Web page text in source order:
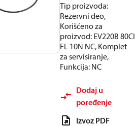
Tip proizvoda:
Rezervni deo,
Korišćeno za
proizvod: EV220B 80CI
FL 10N NC, Komplet
za servisiranje,
Funkcija: NC
Dodaj u
poređenje
Izvoz PDF